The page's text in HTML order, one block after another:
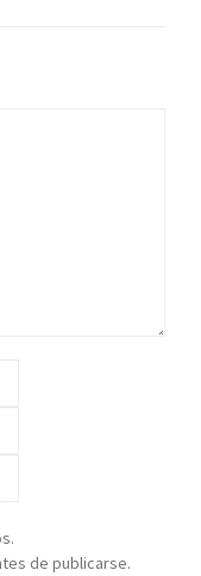
de publicarse.